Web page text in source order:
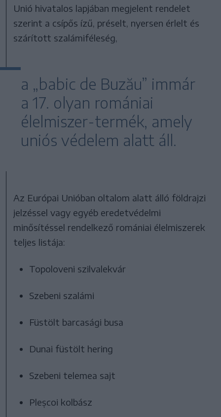
Unió hivatalos lapjában megjelent rendelet
szerint a csípős ízű, préselt, nyersen érlelt és
szárított szalámiféleség,
a „babic de Buzău” immár
a 17. olyan romániai
élelmiszer-termék, amely
uniós védelem alatt áll.
Az Európai Unióban oltalom alatt álló földrajzi
jelzéssel vagy egyéb eredetvédelmi
minősítéssel rendelkező romániai élelmiszerek
teljes listája:
Topoloveni szilvalekvár
Szebeni szalámi
Füstölt barcasági busa
Dunai füstölt hering
Szebeni telemea sajt
Pleșcoi kolbász